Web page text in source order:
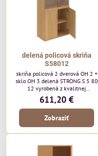
delená policová skriňa
S58012
skriňa policová 2 dverová OH 2 +
sklo OH 3 delená STRONG S 5 80
12 vyrobená z kvalitnej
laminovanej drevotriesky. Vrchná
doska a dno majú hrúbku 25mm a
na prednej strane je 2mm ABS
hrana.
611,20 €
Zobraziť